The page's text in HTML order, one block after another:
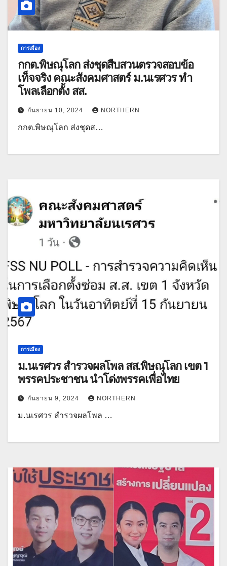
การเมือง
กกต.พิษณุโลก ส่งชุดสืบสวนตรวจสอบข้อ
เท็จจริง คณะสังคมศาสตร์ ม.นเรศวร ทำ
โพลเลือกตั้ง สส.
กันยายน 10, 2024 NORTHERN
กกต.พิษณุโลก ส่งชุดส…
การเมือง
ม.นเรศวร สำรวจผลโพล สส.พิษณุโลก เขต 1
พรรคประชาชน นำโด่งพรรคเพื่อไทย
กันยายน 9, 2024 NORTHERN
ม.นเรศวร สำรวจผลโพล …